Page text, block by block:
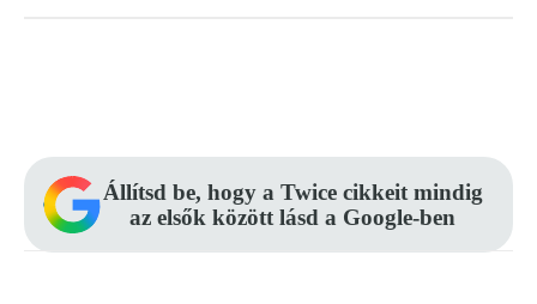
Állítsd be, hogy a Twice cikkeit mindig
az elsők között lásd a Google-ben